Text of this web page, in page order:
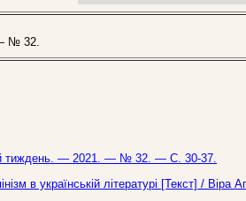
№ 32.
тиждень. — 2021. — № 32. — С. 30-37.
в українській літературі [Текст] /